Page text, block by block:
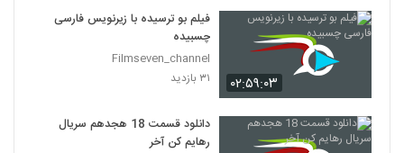
۰۲:۵۹:۰۳
فیلم بو ترسیده با زیرنویس فارسی
چسبیده
Filmseven_channel
۳۱ بازدید
دانلود قسمت 18 هجدهم سریال
رهایم کن آخر